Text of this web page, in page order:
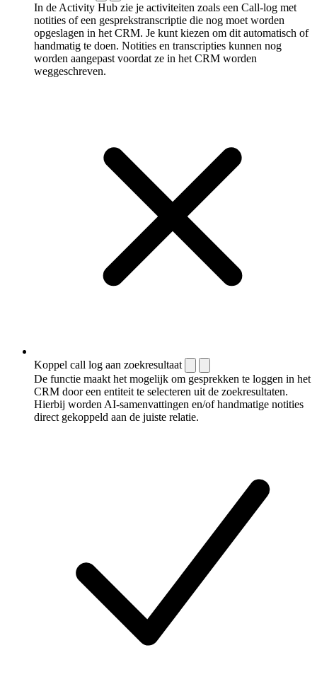
In de Activity Hub zie je activiteiten zoals een Call-log met
notities of een gespreks­transcriptie die nog moet worden
opgeslagen in het CRM. Je kunt kiezen om dit automatisch of
handmatig te doen. Notities en transcripties kunnen nog
worden aangepast voordat ze in het CRM worden
weggeschreven.
Koppel call log aan zoekresultaat
De functie maakt het mogelijk om gesprekken te loggen in het
CRM door een entiteit te selecteren uit de zoekresultaten.
Hierbij worden AI-samenvattingen en/of handmatige notities
direct gekoppeld aan de juiste relatie.